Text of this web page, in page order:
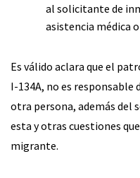
al solicitante de
asistencia médica
Es válido aclara que el
I-134A, no es responsable
otra persona, además del
esta y otras cuestiones
migrante.